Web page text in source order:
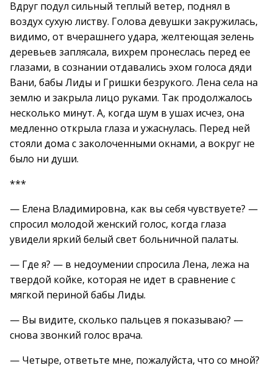
Вдруг подул сильный теплый ветер, поднял в
воздух сухую листву. Голова девушки закружилась,
видимо, от вчерашнего удара, желтеющая зелень
деревьев заплясала, вихрем пронеслась перед ее
глазами, в сознании отдавались эхом голоса дяди
Вани, бабы Лиды и Гришки безрукого. Лена села на
землю и закрыла лицо руками. Так продолжалось
несколько минут. А, когда шум в ушах исчез, она
медленно открыла глаза и ужаснулась. Перед ней
стояли дома с заколоченными окнами, а вокруг не
было ни души.
***
— Елена Владимировна, как вы себя чувствуете? —
спросил молодой женский голос, когда глаза
увидели яркий белый свет больничной палаты.
— Где я? — в недоумении спросила Лена, лежа на
твердой койке, которая не идет в сравнение с
мягкой периной бабы Лиды.
— Вы видите, сколько пальцев я показываю? —
снова звонкий голос врача.
— Четыре, ответьте мне, пожалуйста, что со мной?